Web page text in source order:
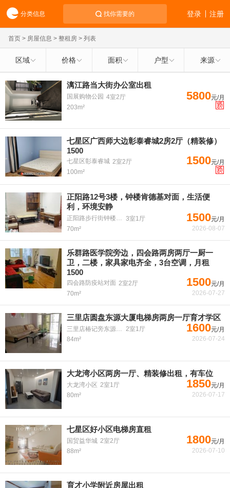
分类信息 找你需要的 注册
登录
首页 > 房屋信息 > 整租房 > 列表
区域 价格 面积 户型 来源
漓江路当大街办公室出租
国展购物公园 4室2厅
203m²
5800元/月
七星区广西师大边彰泰睿城2房2厅（精装修）
1500
七星区彰泰睿城 2室2厅
100m²
1500元/月
正阳路12号3楼，钟楼肯德基对面，生活便
利，环境安静
正阳路步行街钟楼附近3室1厅
70m²
1500元/月
2026-08-07
乐群路医学院旁边，四会路两房两厅一厨一
卫，二楼，家具家电齐全，3台空调，月租
1500
四会路防疫站对面 2室2厅
70m²
1500元/月
2026-07-27
三里店圆盘东源大厦电梯房两房一厅育才学区
三里店椿记旁东源大厦2室1厅
84m²
1600元/月
2026-07-24
大龙湾小区两房一厅、精装修出租，有车位
大龙湾小区 2室1厅
80m²
1850元/月
2026-07-17
七星区好小区电梯房直租
国贸益华城 2室2厅
88m²
1800元/月
2026-07-10
育才小学附近房屋出租